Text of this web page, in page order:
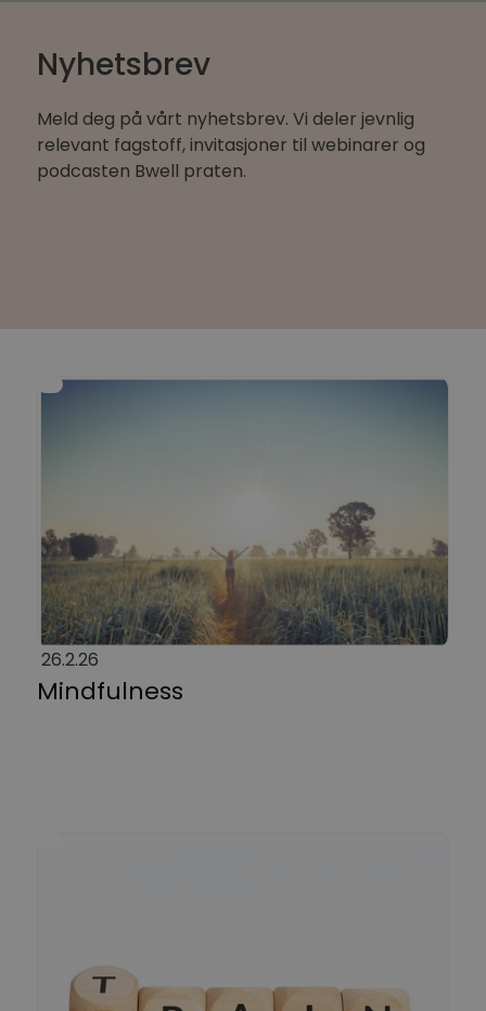
Nyhetsbrev
Meld deg på vårt nyhetsbrev. Vi deler jevnlig
relevant fagstoff, invitasjoner til webinarer og
podcasten Bwell praten.
26.2.26
Mindfulness